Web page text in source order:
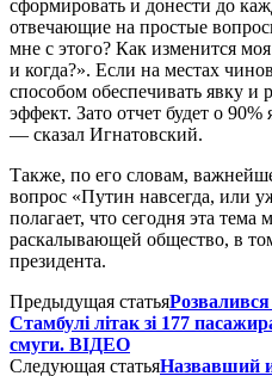
сформировать и донести до
отвечающие на простые
мне с этого? Как изменится
и когда?». Если на местах
способом обеспечивать явку и
эффект. Зато отчет будет о
— сказал Игнатовский.
Также, по его словам,
вопрос «Путин навсегда, или
полагает, что сегодня эта тема
раскалывающей общество, в
президента.
Предыдущая статьяРозвалився
Стамбулі літак зі 177
смуги. ВІДЕО
Следующая статьяНазвавший